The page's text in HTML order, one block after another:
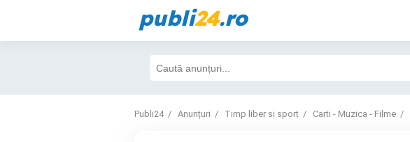
publi24.ro
Publi24 Anunțuri Timp liber si sport Carti - Muzica - Filme